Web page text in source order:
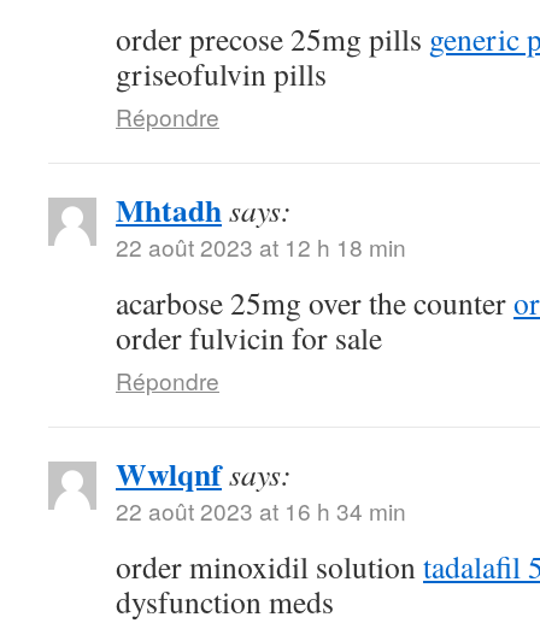
order precose 25mg pills generic
griseofulvin pills
Répondre
Mhtadhsays:
22 août 2023 at 12 h 18 min
acarbose 25mg over the counter
order fulvicin for sale
Répondre
Wwlqnfsays:
22 août 2023 at 16 h 34 min
order minoxidil solutiontadalafil
dysfunction meds